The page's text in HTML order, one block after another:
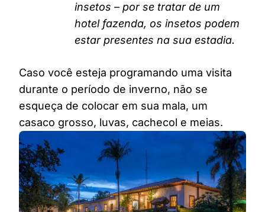
insetos – por se tratar de um
hotel fazenda, os insetos podem
estar presentes na sua estadia.
Caso você esteja programando uma visita
durante o período de inverno, não se
esqueça de colocar em sua mala, um
casaco grosso, luvas, cachecol e meias.